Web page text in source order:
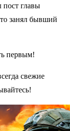
главы
занял бывший
первым!
свежие